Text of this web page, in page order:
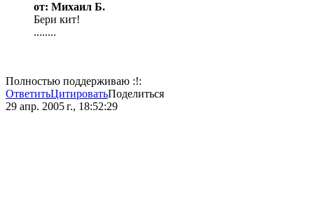
от: Михаил Б.
Бери кит!
........
Полностью поддерживаю :!:
ОтветитьЦитироватьПоделиться
29 апр. 2005 г., 18:52:29